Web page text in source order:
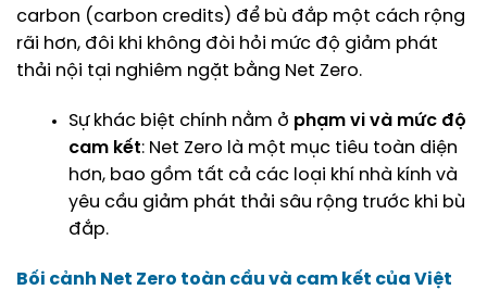
carbon (carbon credits) để bù đắp một cách rộng
rãi hơn, đôi khi không đòi hỏi mức độ giảm phát
thải nội tại nghiêm ngặt bằng Net Zero.
Sự khác biệt chính nằm ở phạm vi và mức độ
cam kết: Net Zero là một mục tiêu toàn diện
hơn, bao gồm tất cả các loại khí nhà kính và
yêu cầu giảm phát thải sâu rộng trước khi bù
đắp.
Bối cảnh Net Zero toàn cầu và cam kết của Việt